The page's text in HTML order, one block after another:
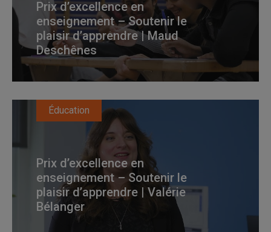
Prix d’excellence en
enseignement – Soutenir le
plaisir d’apprendre | Maud
Deschênes
Éducation
Prix d’excellence en
enseignement – Soutenir le
plaisir d’apprendre | Valérie
Bélanger